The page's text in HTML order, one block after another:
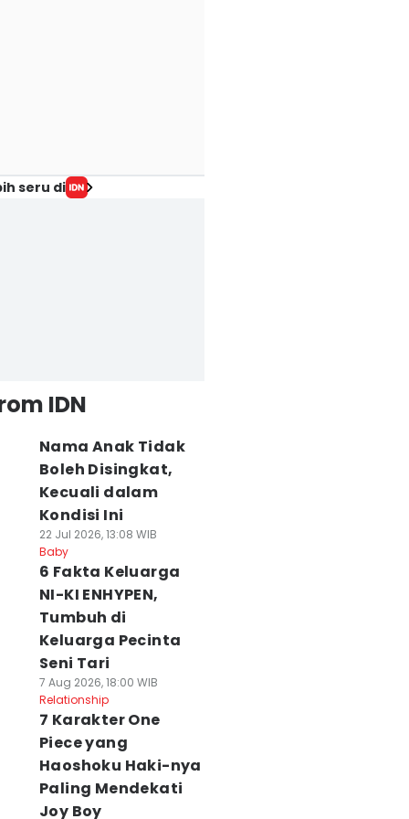
seru di
IDN
Nama Anak Tidak
Boleh Disingkat,
Kecuali dalam
Kondisi Ini
22 Jul 2026, 13:08 WIB
Baby
6 Fakta Keluarga
NI-KI ENHYPEN,
Tumbuh di
Keluarga Pecinta
Seni Tari
7 Aug 2026, 18:00 WIB
Relationship
7 Karakter One
Piece yang
Haoshoku Haki-nya
Paling Mendekati
Joy Boy